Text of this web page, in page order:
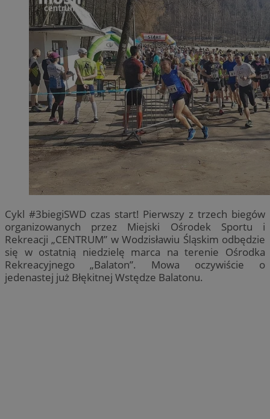
Cykl #3biegiSWD czas start! Pierwszy z trzech biegów
organizowanych przez Miejski Ośrodek Sportu i
Rekreacji „CENTRUM” w Wodzisławiu Śląskim odbędzie
się w ostatnią niedzielę marca na terenie Ośrodka
Rekreacyjnego „Balaton”. Mowa oczywiście o
jedenastej już Błękitnej Wstędze Balatonu.